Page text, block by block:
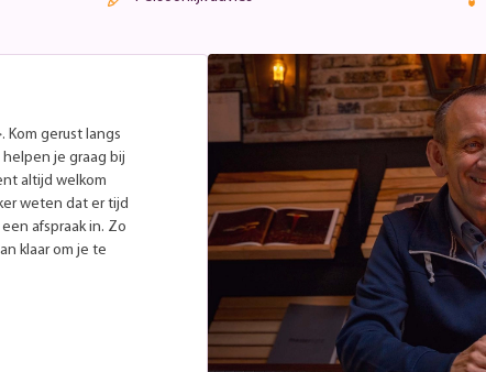
gerust langs
je graag bij
altijd welkom
weten dat er tijd
afspraak in. Zo
klaar om je te